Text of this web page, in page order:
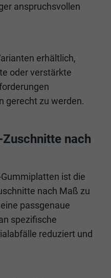
anspruchsvollen
erhältlich,
oder verstärkte
gerecht zu werden.
nach
ist die
nach Maß zu
passgenaue
spezifische
reduziert und